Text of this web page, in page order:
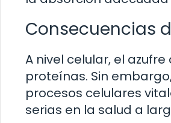
Consecuencias
A nivel celular, el
proteínas. Sin
procesos celulares
serias en la salud a